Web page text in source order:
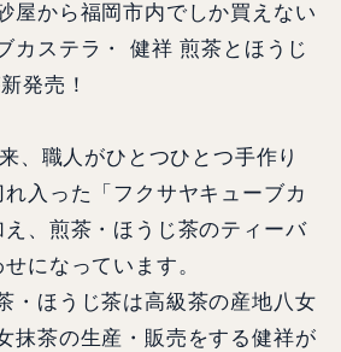
屋から福岡市内でしか買えない
カステラ・ 健祥 煎茶とほうじ
発売！
、職人がひとつひとつ手作り
入った「フクサヤキューブカ
、煎茶・ほうじ茶のティーバ
になっています。
・ほうじ茶は高級茶の産地八女
抹茶の生産・販売をする健祥が